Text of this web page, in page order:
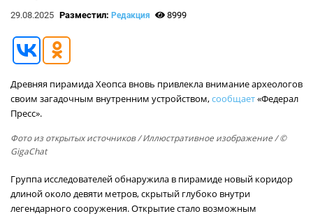
29.08.2025 Разместил: Редакция 8999
Древняя пирамида Хеопса вновь привлекла внимание археологов
своим загадочным внутренним устройством,сообщает«Федерал
Пресс».
Фото из открытых источников/ Иллюстративное изображение / ©
GigaChat
Группа исследователей обнаружила в пирамиде новый коридор
длиной около девяти метров, скрытый глубоко внутри
легендарного сооружения. Открытие стало возможным